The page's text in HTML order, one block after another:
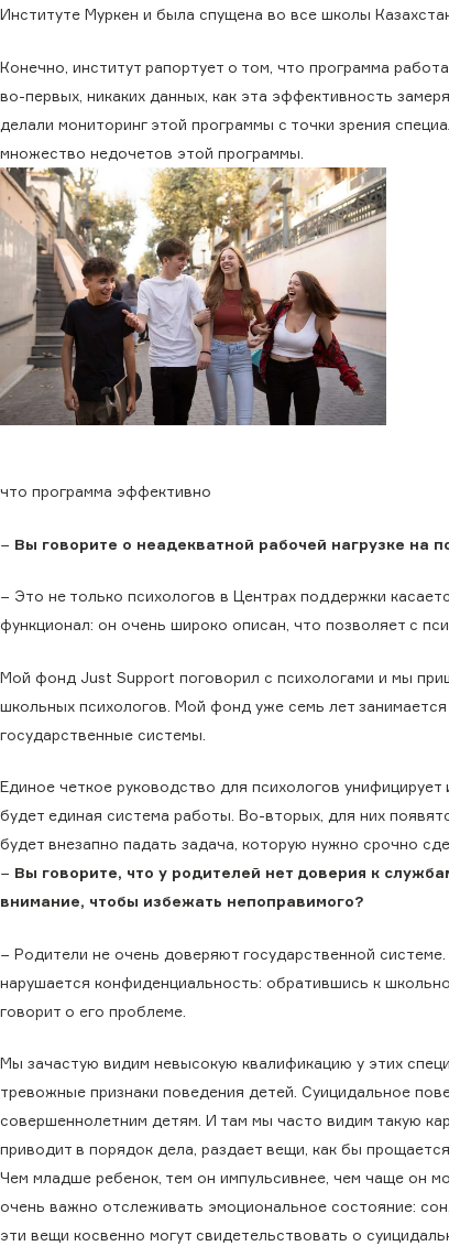
Институте Муркен и была спущена во все школы
Конечно, институт рапортует о том, что программа
во-первых, никаких данных, как эта эффективность
делали мониторинг этой программы с точки зрения
множество недочетов этой программы.
что программа эффективно
− Вы говорите о неадекватной рабочей нагрузке на
− Это не только психологов в Центрах поддержки
функционал: он очень широко описан, что позволяет с
Мой фонд Just Support поговорил с психологами и мы
школьных психологов. Мой фонд уже семь лет
государственные системы.
Единое четкое руководство для психологов
будет единая система работы. Во-вторых, для них
будет внезапно падать задача, которую нужно срочно
− Вы говорите, что у родителей нет доверия к
внимание, чтобы избежать непоправимого?
− Родители не очень доверяют государственной
нарушается конфиденциальность: обратившись к
говорит о его проблеме.
Мы зачастую видим невысокую квалификацию у этих
тревожные признаки поведения детей. Суицидальное
совершеннолетним детям. И там мы часто видим такую
приводит в порядок дела, раздает вещи, как бы
Чем младше ребенок, тем он импульсивнее, чем чаще он
очень важно отслеживать эмоциональное состояние:
эти вещи косвенно могут свидетельствовать о